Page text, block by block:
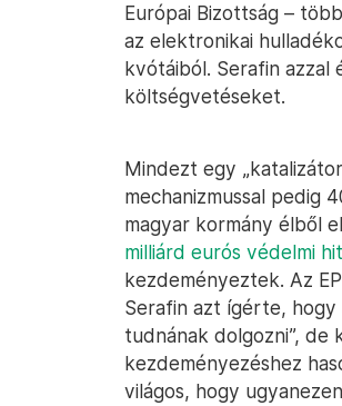
Európai Bizottság –
az elektronikai
kvótáiból. Serafin azzal
költségvetéseket.
Mindezt egy
mechanizmussal pedig
magyar kormány élből
milliárd eurós védelmi
kezdeményeztek. Az
Serafin azt ígérte, hogy
tudnának dolgozni”, de
kezdeményezéshez
világos, hogy